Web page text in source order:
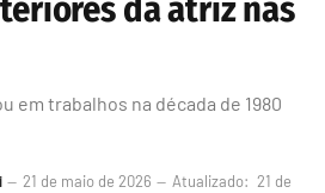
da atriz nas
em trabalhos na década de 1980
21 de maio de 2026 Atualizado: 21 de